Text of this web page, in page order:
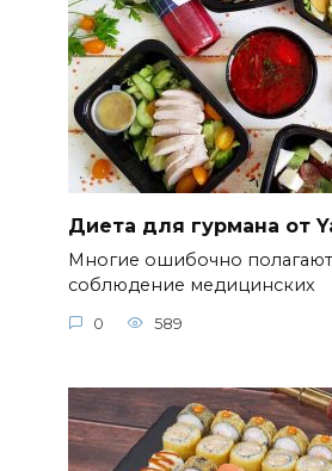
Диета для гурмана от
Многие ошибочно
соблюдение медицинских
0 589